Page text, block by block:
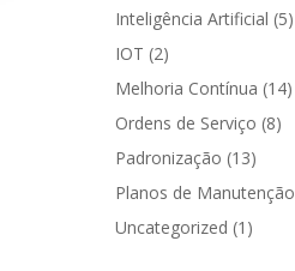
Inteligência Artificial (5)
IOT (2)
Melhoria Contínua (14)
Ordens de Serviço (8)
Padronização (13)
Planos de Manutenção
Uncategorized (1)